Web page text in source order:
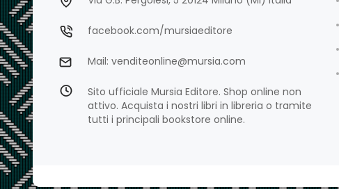
facebook.com/mursiaeditore
Mail: venditeonline@mursia.com
Sito ufficiale Mursia Editore. Shop online non
attivo. Acquista i nostri libri in libreria o tramite
tutti i principali bookstore online.